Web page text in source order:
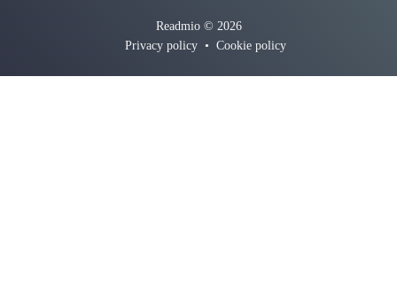
Readmio © 2026
Privacy policy • Cookie policy